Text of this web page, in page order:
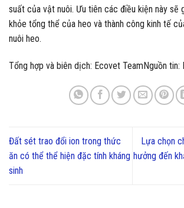
suất của vật nuôi. Ưu tiên các điều kiện này sẽ
khỏe tổng thể của heo và thành công kinh tế
nuôi heo.
Tổng hợp và biên dịch: Ecovet TeamNguồn tin:
Đất sét trao đổi ion trong thức
ăn có thể thể hiện đặc tính kháng
sinh
Lựa chọn
hưởng đến